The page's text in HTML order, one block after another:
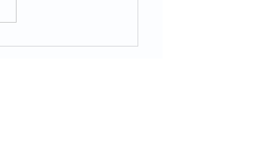
：新編 現代の国語 改